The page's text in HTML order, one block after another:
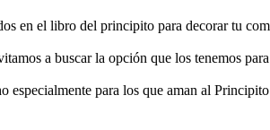
en el libro del principito para decorar tu
a buscar la opción que los tenemos
especialmente para los que aman al